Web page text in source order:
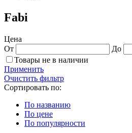
Fabi
Цена
От
До
Товары не в наличии
Применить
Очистить фильтр
Сортировать по:
По названию
По цене
По популярности